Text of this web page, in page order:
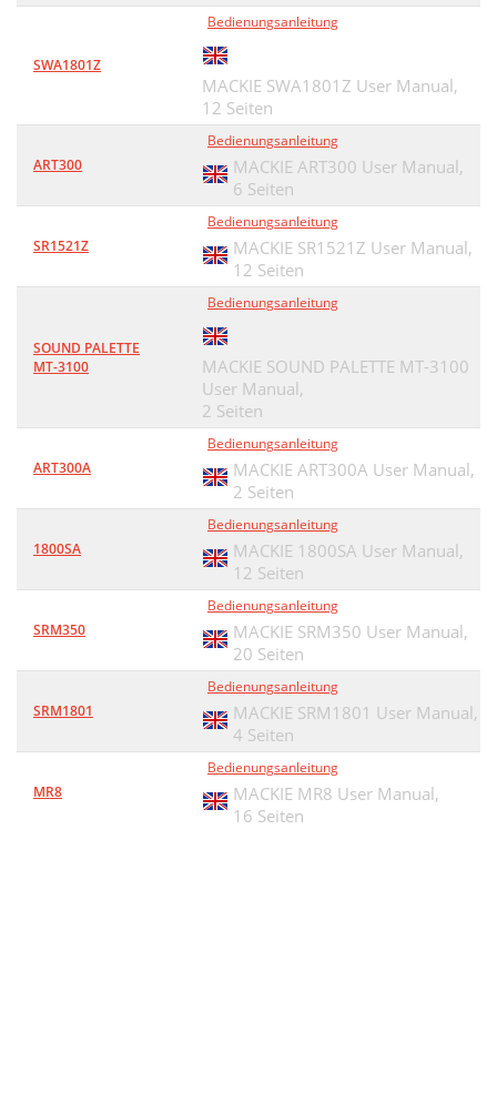
SWA1801Z
Bedienungsanleitung
MACKIE SWA1801Z User Manual,
12 Seiten
ART300
Bedienungsanleitung
MACKIE ART300 User Manual,
6 Seiten
SR1521Z
Bedienungsanleitung
MACKIE SR1521Z User Manual,
12 Seiten
SOUND PALETTE
MT-3100
Bedienungsanleitung
MACKIE SOUND PALETTE MT-3100
User Manual,
2 Seiten
ART300A
Bedienungsanleitung
MACKIE ART300A User Manual,
2 Seiten
1800SA
Bedienungsanleitung
MACKIE 1800SA User Manual,
12 Seiten
SRM350
Bedienungsanleitung
MACKIE SRM350 User Manual,
20 Seiten
SRM1801
Bedienungsanleitung
MACKIE SRM1801 User Manual,
4 Seiten
MR8
Bedienungsanleitung
MACKIE MR8 User Manual,
16 Seiten